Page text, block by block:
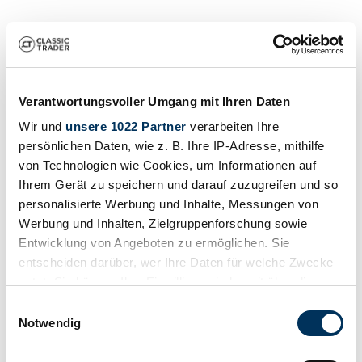
Verantwortungsvoller Umgang mit Ihren Daten
Wir und unsere 1022 Partner verarbeiten Ihre
persönlichen Daten, wie z. B. Ihre IP-Adresse, mithilfe
von Technologien wie Cookies, um Informationen auf
Ihrem Gerät zu speichern und darauf zuzugreifen und so
personalisierte Werbung und Inhalte, Messungen von
Werbung und Inhalten, Zielgruppenforschung sowie
Entwicklung von Angeboten zu ermöglichen. Sie
entscheiden darüber, wer Ihre Daten für welche Zwecke
Trigger Symbol ändern oder widerrufen
Notwendig
Händler